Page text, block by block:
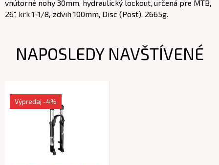
vnútorné nohy 30mm, hydraulický lockout, určená pre MTB,
26", krk 1-1/8, zdvih 100mm, Disc (Post), 2665g.
NAPOSLEDY NAVŠTÍVENÉ
Výpredaj -4%